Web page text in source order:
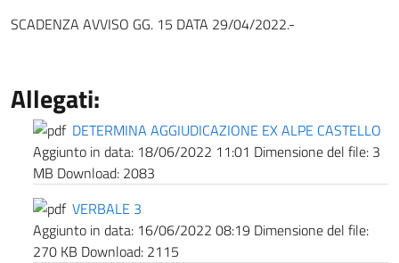
SCADENZA AVVISO GG. 15 DATA 29/04/2022.-
Allegati:
DETERMINA AGGIUDICAZIONE EX ALPE CASTELLO
Aggiunto in data: 18/06/2022 11:01 Dimensione del file: 3
MB Download: 2083
VERBALE 3
Aggiunto in data: 16/06/2022 08:19 Dimensione del file:
270 KB Download: 2115